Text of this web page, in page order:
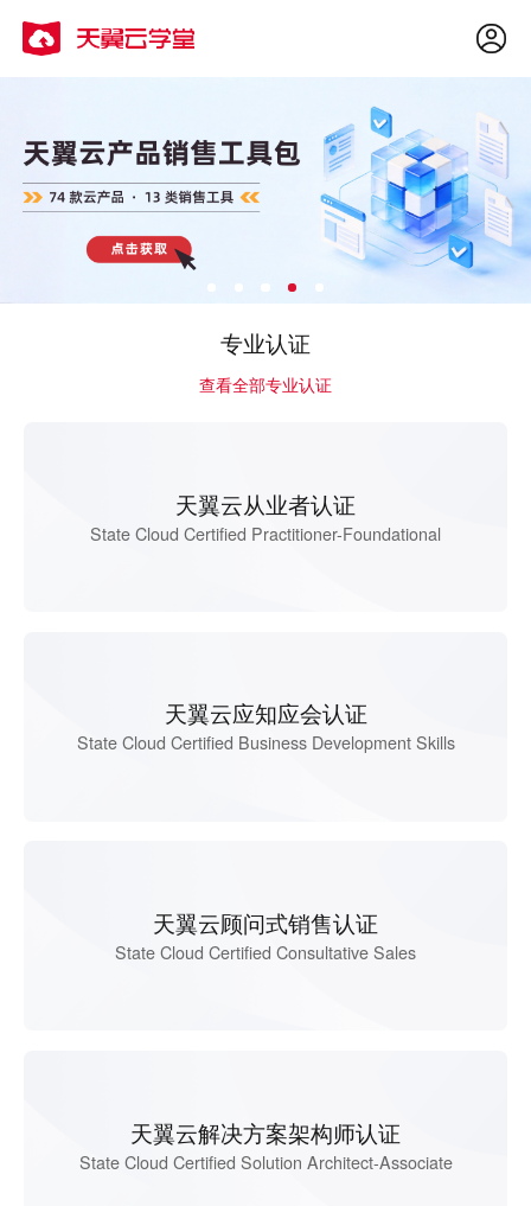
专业认证
查看全部专业认证
天翼云从业者认证
State Cloud Certified Practitioner-Foundational
天翼云应知应会认证
State Cloud Certified Business Development Skills
天翼云顾问式销售认证
State Cloud Certified Consultative Sales
天翼云解决方案架构师认证
State Cloud Certified Solution Architect-Associate